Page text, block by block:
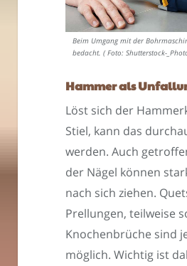
Beim Umgang mit der
bedacht. ( Foto: Shutterstock-
Hammer als
Löst sich der
Stiel, kann das
werden. Auch
der Nägel können
nach sich ziehen.
Prellungen, teilweise
Knochenbrüche sind
möglich. Wichtig ist